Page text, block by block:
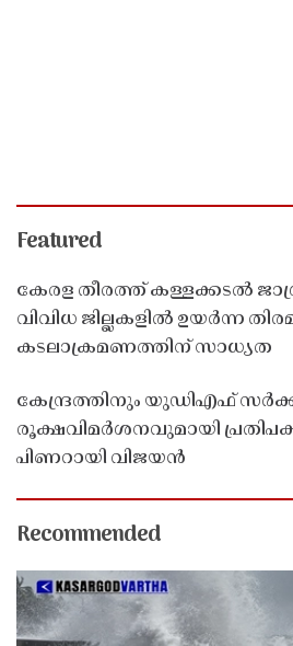
Featured
കേരള തീരത്ത് കള്ളക്കടൽ
വിവിധ ജില്ലകളിൽ ഉയർന്ന
കടലാക്രമണത്തിന് സാധ്യത
കേന്ദ്രത്തിനും യുഡിഎഫ്
രൂക്ഷവിമർശനവുമായി
പിണറായി വിജയൻ
Recommended